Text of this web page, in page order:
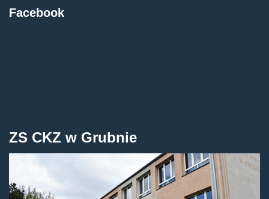
Facebook
ZS CKZ w Grubnie